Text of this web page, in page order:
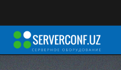
Telegram:@serverconf_uz
Тел: (90) 932-18-00